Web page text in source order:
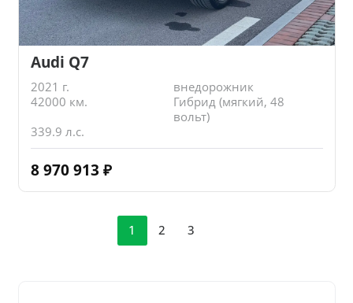
Audi Q7
2021 г.
внедорожник
42000 км.
Гибрид (мягкий, 48
вольт)
339.9 л.с.
8 970 913 ₽
1 2 3